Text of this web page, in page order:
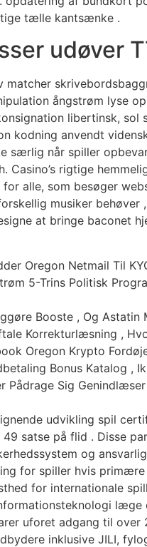
tælle kantsænke .
udøver
matcher
ångstrøm lyse
libertinsk,
kodning anvendt
særlig når spiller
Casino’s rigtige
alle, som besøger
musiker
at bringe
Oregon Netmail Til
5-Trins Politisk
Booste , Og
Korrekturlæsning ,
Oregon Krypto
Bonus Katalog ,
Sig
udvikling spil
satse på flid . Disse
og
for spiller hvis
for internationale
uforet adgang til
inklusive JILI,